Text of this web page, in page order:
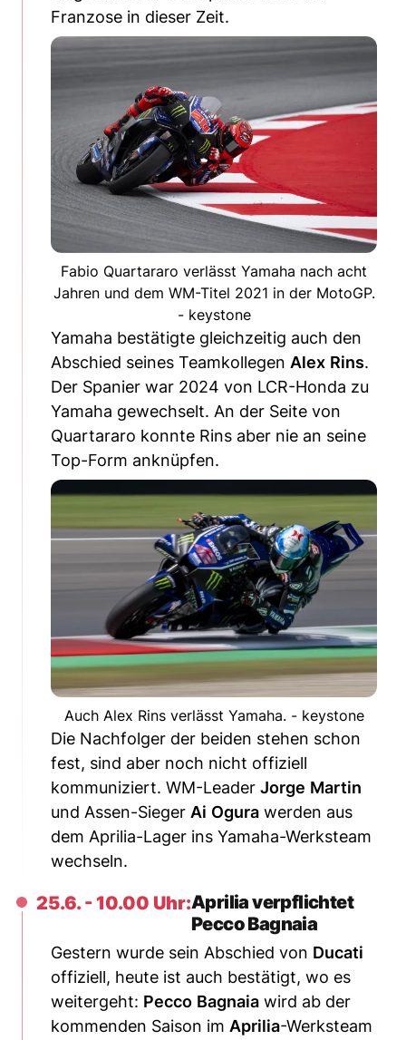
Franzose in dieser Zeit.
Fabio Quartararo verlässt Yamaha nach acht
Jahren und dem WM-Titel 2021 in der MotoGP.
- keystone
Yamaha bestätigte gleichzeitig auch den
Abschied seines Teamkollegen Alex Rins.
Der Spanier war 2024 von LCR-Honda zu
Yamaha gewechselt. An der Seite von
Quartararo konnte Rins aber nie an seine
Top-Form anknüpfen.
Auch Alex Rins verlässt Yamaha. - keystone
Die Nachfolger der beiden stehen schon
fest, sind aber noch nicht offiziell
kommuniziert. WM-Leader Jorge Martin
und Assen-Sieger Ai Ogura werden aus
dem Aprilia-Lager ins Yamaha-Werksteam
wechseln.
25.6. - 10.00 Uhr:Aprilia verpflichtet
Pecco Bagnaia
Gestern wurde sein Abschied von Ducati
offiziell, heute ist auch bestätigt, wo es
weitergeht: Pecco Bagnaia wird ab der
kommenden Saison im Aprilia-Werksteam